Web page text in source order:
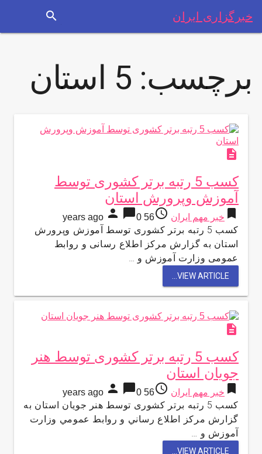
خبرگزاری ایران search
برچسب: 5 استان
description
کسب 5 رتبه برتر کشوری توسط
آموزش وپرورش استان
bookmark خبر مهم ایران access_time
56 years ago
person chat_bubble0
کسب 5 رتبه برتر کشوری توسط آموزش وپرورش
استان به گزارش مركز اطلاع رسانی و روابط
عمومی وزارت آموزش و …
VIEW ARTICLE...
description
کسب 5 رتبه برتر کشوری توسط هنر
جویان استان
bookmark خبر مهم ایران access_time
56 years ago
person chat_bubble0
کسب 5 رتبه برتر کشوری توسط هنر جویان استان به
گزارش مركز اطلاع رساني و روابط عمومي وزارت
آموزش و …
VIEW ARTICLE...